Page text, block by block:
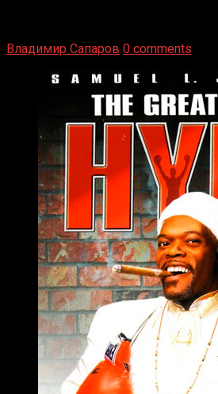
Владимир Сапаров 0 comments